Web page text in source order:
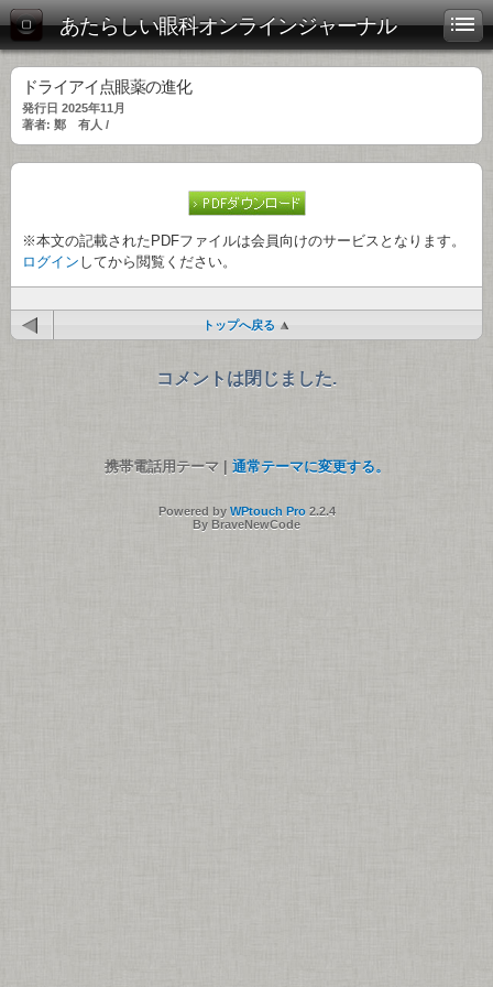
あたらしい眼科オンラインジャーナル
ドライアイ点眼薬の進化
発行日 2025年11月
著者: 鄭 有人 /
※本文の記載されたPDFファイルは会員向けのサービスとなります。
ログイン してから閲覧ください。
トップへ戻る
コメントは閉じました.
携帯電話用テーマ | 通常テーマに変更する。
Powered by WPtouch Pro2.2.4
By BraveNewCode